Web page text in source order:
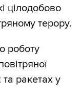
цілодобово
терору.
роботу
ракетах у